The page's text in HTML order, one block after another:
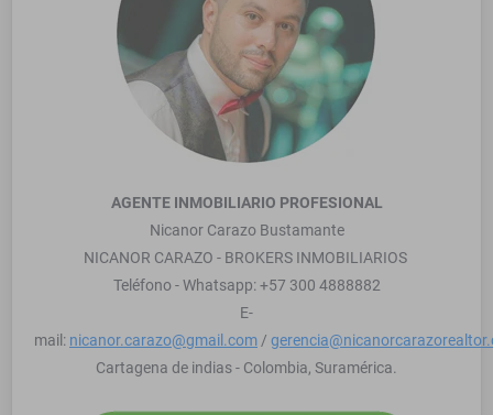
AGENTE INMOBILIARIO PROFESIONAL
Nicanor Carazo Bustamante
NICANOR CARAZO - BROKERS INMOBILIARIOS
Teléfono - Whatsapp: +57 300 4888882
E-
mail: nicanor.carazo@gmail.com /
Cartagena de indias - Colombia, Suramérica.